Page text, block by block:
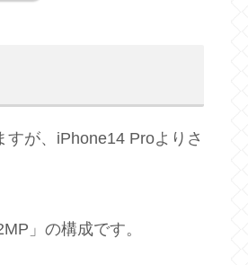
すが、iPhone14 Proよりさ
」の構成です。